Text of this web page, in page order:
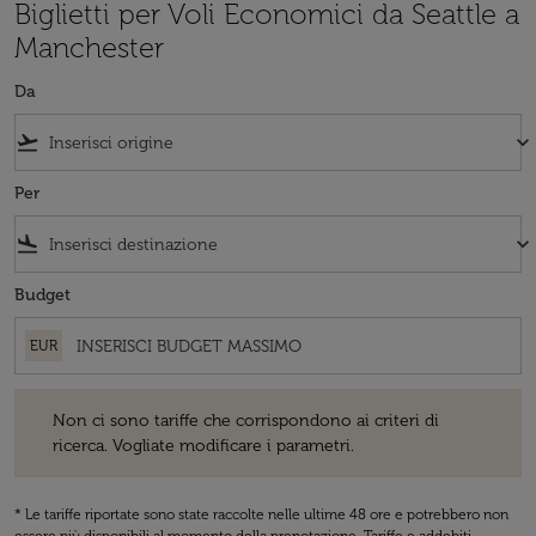
Biglietti per Voli Economici da Seattle a
Manchester
Da
flight_takeoff keyboard_arrow_down
Per
flight_land keyboard_arrow_down
Budget
EUR
Non ci sono tariffe che corrispondono ai criteri di
ricerca. Vogliate modificare i parametri.
* Le tariffe riportate sono state raccolte nelle ultime 48 ore e potrebbero non